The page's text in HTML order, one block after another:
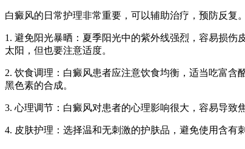
白癜风的日常护理非常重要，可以辅助治疗，预防反复
1. 避免阳光暴晒：夏季阳光中的紫外线强烈，容易损
太阳，但也要注意适度。
2. 饮食调理：白癜风患者应注意饮食均衡，适当吃富含
黑色素的合成。
3. 心理调节：白癜风对患者的心理影响很大，容易导致
4. 皮肤护理：选择温和无刺激的护肤品，避免使用含有